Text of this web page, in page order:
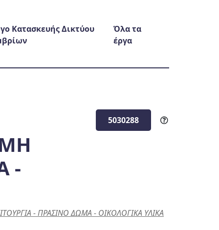
Κατασκευής Δικτύου
Όλα τα
έργα
-
5030288
- ΠΡΑΣΙΝΟ ΔΩΜΑ - ΟΙΚΟΛΟΓΙΚΑ ΥΛΙΚΑ